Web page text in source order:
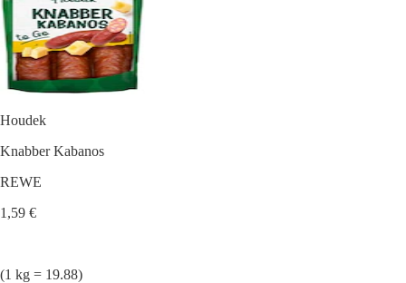
Houdek
Knabber Kabanos
REWE
1,59 €
(1 kg = 19.88)